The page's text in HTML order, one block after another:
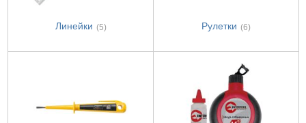
Линейки (5) Рулетки (6)